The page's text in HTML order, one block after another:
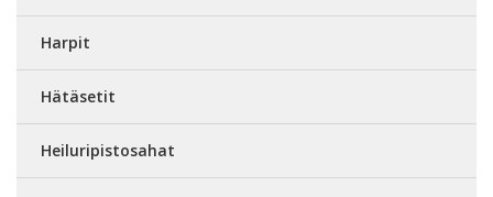
Harpit
Hätäsetit
Heiluripistosahat